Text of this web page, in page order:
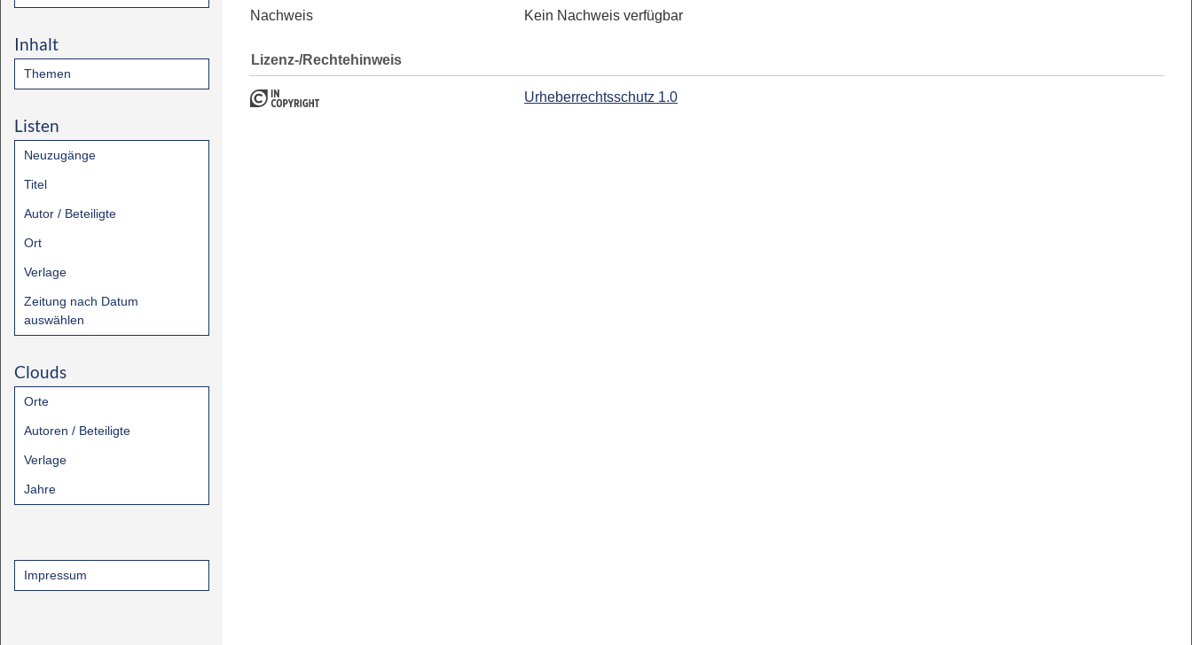
Inhalt
Themen
Listen
Neuzugänge
Titel
Autor / Beteiligte
Ort
Verlage
Zeitung nach Datum
auswählen
Clouds
Orte
Autoren / Beteiligte
Verlage
Jahre
Impressum
Nachweis Kein Nachweis verfügbar
Lizenz-/Rechtehinweis
Urheberrechtsschutz 1.0